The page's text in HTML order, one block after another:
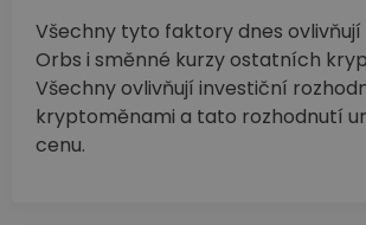
Všechny tyto faktory dnes ovlivňují
Orbs i směnné kurzy ostatních
Všechny ovlivňují investiční
kryptoměnami a tato rozhodnutí
cenu.